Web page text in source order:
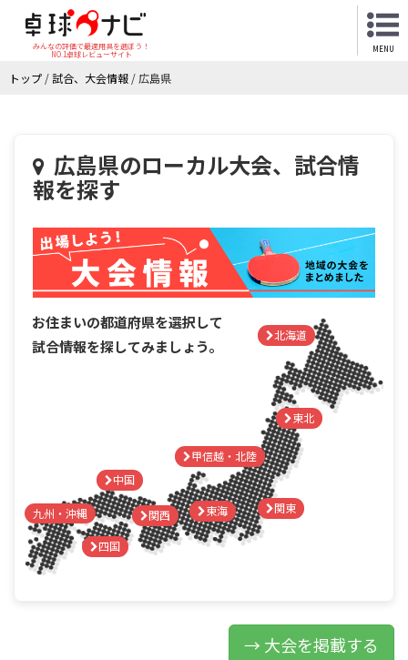
みんなの評価で最適用具を選ぼう！
NO.1卓球レビューサイト
MENU
トップ /試合、大会情報 / 広島県
広島県のローカル大会、試合情
報を探す
お住まいの都道府県を選択して
試合情報を探してみましょう。
北海道
東北
関東
甲信越・北陸
東海
中国
関西
四国
九州・沖縄
→ 大会を掲載する